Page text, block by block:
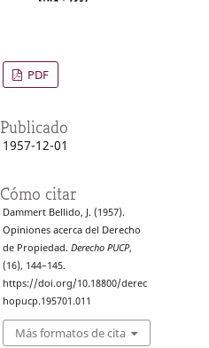
PDF
Publicado
1957-12-01
Cómo citar
Dammert Bellido, J. (1957).
Opiniones acerca del Derecho
de Propiedad. Derecho PUCP,
(16), 144–145.
https://doi.org/10.18800/derec
hopucp.195701.011
Más formatos de cita